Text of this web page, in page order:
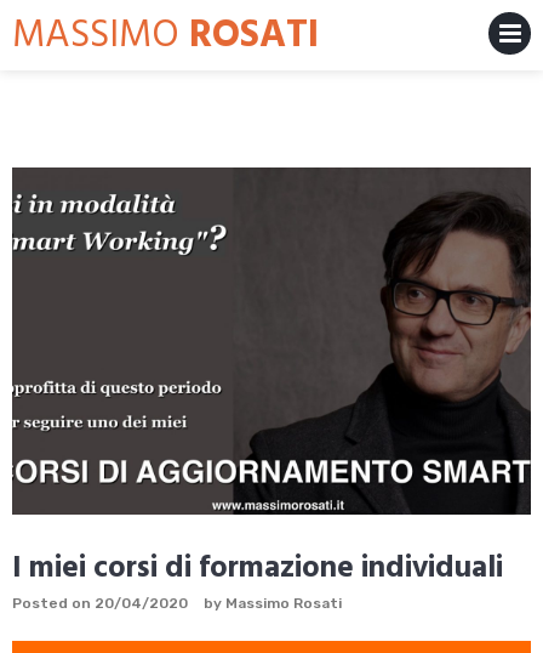
toMASSIMO ROSATI
I miei corsi di formazione individuali
Posted on 20/04/2020 by Massimo Rosati